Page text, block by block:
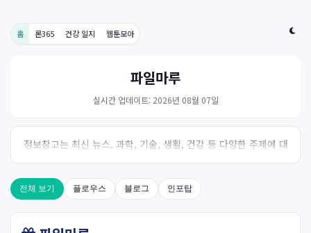
홈 론365 건강 일지 웹툰모아
파일마루
실시간 업데이트: 2026년 08월 07일
정보창고는 최신 뉴스, 과학, 기술, 생활, 건강 등 다양한 주제에 대
한 신뢰성 있는 정보를 제공하는 온라인 자료실입니다.
전체 보기 플로우스 블로그 인포탑